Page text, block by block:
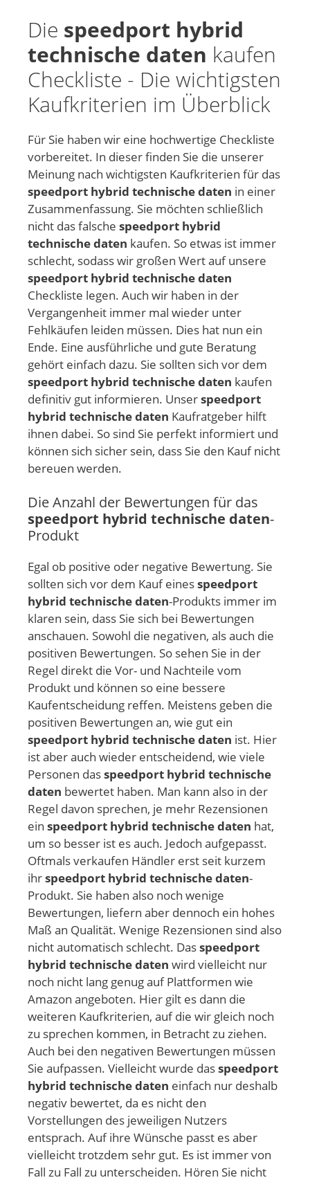
Die speedport hybrid
technische daten kaufen
Checkliste - Die wichtigsten
Kaufkriterien im Überblick
Für Sie haben wir eine hochwertige Checkliste
vorbereitet. In dieser finden Sie die unserer
Meinung nach wichtigsten Kaufkriterien für das
speedport hybrid technische daten in einer
Zusammenfassung. Sie möchten schließlich
nicht das falsche speedport hybrid
technische daten kaufen. So etwas ist immer
schlecht, sodass wir großen Wert auf unsere
speedport hybrid technische daten
Checkliste legen. Auch wir haben in der
Vergangenheit immer mal wieder unter
Fehlkäufen leiden müssen. Dies hat nun ein
Ende. Eine ausführliche und gute Beratung
gehört einfach dazu. Sie sollten sich vor dem
speedport hybrid technische daten kaufen
definitiv gut informieren. Unserspeedport
hybrid technische daten Kaufratgeber hilft
ihnen dabei. So sind Sie perfekt informiert und
können sich sicher sein, dass Sie den Kauf nicht
bereuen werden.
Die Anzahl der Bewertungen für das
speedport hybrid technische daten-
Produkt
Egal ob positive oder negative Bewertung. Sie
sollten sich vor dem Kauf einesspeedport
hybrid technische daten-Produkts immer im
klaren sein, dass Sie sich bei Bewertungen
anschauen. Sowohl die negativen, als auch die
positiven Bewertungen. So sehen Sie in der
Regel direkt die Vor- und Nachteile vom
Produkt und können so eine bessere
Kaufentscheidung reffen. Meistens geben die
positiven Bewertungen an, wie gut ein
speedport hybrid technische daten ist. Hier
ist aber auch wieder entscheidend, wie viele
Personen dasspeedport hybrid technische
daten bewertet haben. Man kann also in der
Regel davon sprechen, je mehr Rezensionen
ein speedport hybrid technische daten hat,
um so besser ist es auch. Jedoch aufgepasst.
Oftmals verkaufen Händler erst seit kurzem
ihrspeedport hybrid technische daten-
Produkt. Sie haben also noch wenige
Bewertungen, liefern aber dennoch ein hohes
Maß an Qualität. Wenige Rezensionen sind also
nicht automatisch schlecht. Dasspeedport
hybrid technische daten wird vielleicht nur
noch nicht lang genug auf Plattformen wie
Amazon angeboten. Hier gilt es dann die
weiteren Kaufkriterien, auf die wir gleich noch
zu sprechen kommen, in Betracht zu ziehen.
Auch bei den negativen Bewertungen müssen
Sie aufpassen. Vielleicht wurde dasspeedport
hybrid technische daten einfach nur deshalb
negativ bewertet, da es nicht den
Vorstellungen des jeweiligen Nutzers
entsprach. Auf ihre Wünsche passt es aber
vielleicht trotzdem sehr gut. Es ist immer von
Fall zu Fall zu unterscheiden. Hören Sie nicht